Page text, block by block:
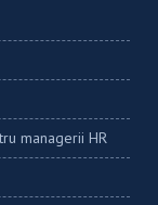
managerii HR